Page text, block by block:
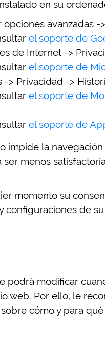
en su
avanzadas
el soporte de
de Internet ->
el soporte de
-> Privacidad ->
el soporte de
el soporte de
impide la
menos
momento su
configuraciones de
podrá modificar
web. Por ello, le
cómo y para qué